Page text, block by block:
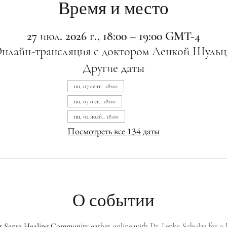
Время и место
27 июл. 2026 г., 18:00 – 19:00 GMT-4
трансляция с доктором Ленкой
Другие даты
пн, 07 сент., 18:00
пн, 05 окт., 18:00
пн, 02 нояб., 18:00
Посмотреть все 134 даты
О событии